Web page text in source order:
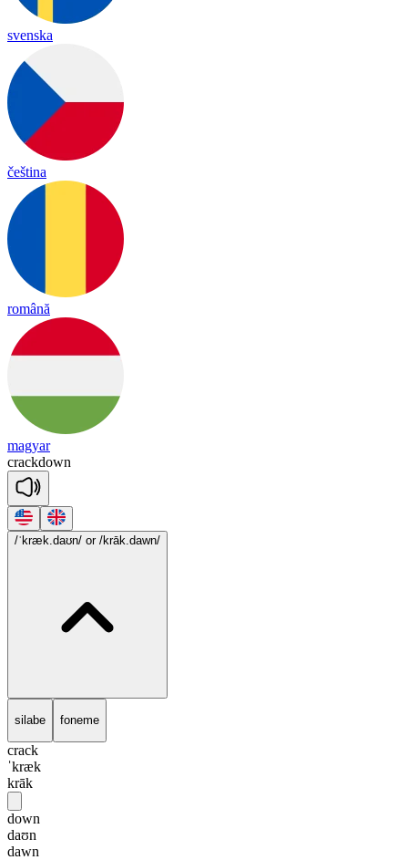
svenska
čeština
română
magyar
crackdown
/ˈkræk.daʊn/ or /krāk.dawn/
silabe foneme
crack
ˈkræk
krāk
down
daʊn
dawn